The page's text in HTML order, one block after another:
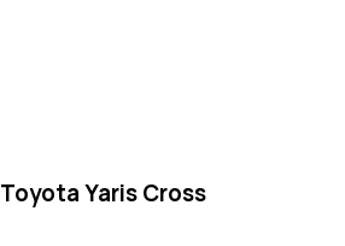
Toyota Yaris Cross